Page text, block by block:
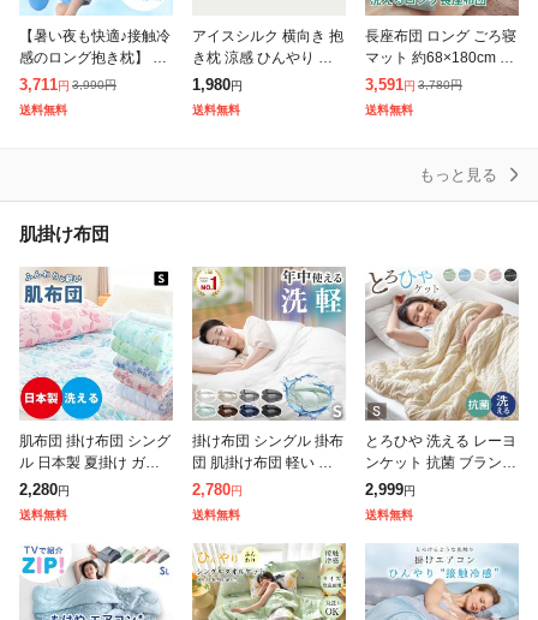
【暑い夜も快適♪接触冷
感のロング抱き枕】 接
触冷感 抱き枕 ロング
ボディピロー ひんやり
夏用 冷感グッズ 快眠グ
3,711円 3,990円
送料無料
アイスシルク 横向き 抱
き枕 涼感 ひんやり 妊
婦 流曲線形 接触冷感
ロング だきまくら 長さ
110cm カバー洗える ウ
1,980円
送料無料
長座布団 ロング ごろ寝
マット 約68×180cm 洗
える もっちり 軽い ウ
ォッシャブル かわいい
日本製 ポイント消化
3,591円 3,780円
送料無料
もっと見る
肌掛け布団
肌布団 掛け布団 シング
ル 日本製 夏掛け ガー
ゼ調 洗える キルトケッ
ト ★当店人気商品★ 製
品サイズ135×185 側サ
イズ
2,280円
送料無料
掛け布団 シングル 掛布
団 肌掛け布団 軽い 夏
布団 肌ふとん 合掛け布
団 洗える 合い掛け 冬
ふとん あったか 秋 150
×
2,780円
送料無料
とろひや 洗える レーヨ
ンケット 抗菌 ブランケ
ット シングル 掛布団
肌掛け布団 掛け布団 肌
掛け 夏布団 冷感ケット
レーヨ
2,999円
送料無料